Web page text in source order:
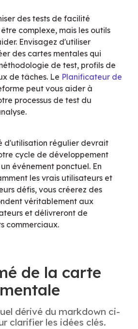
des tests de facilité
complexe, mais les outils
des cartes mentales qui
de test, profils de
de tâches. Le Planificateur de
peut vous aider à
processus de test du
d'utilisation régulier devrait
cycle de développement
événement ponctuel. En
les vrais utilisateurs et
défis, vous créerez des
véritablement aux
et délivreront de
commerciaux.
de la carte
mentale
dérivé du markdown ci-
clarifier les idées clés.